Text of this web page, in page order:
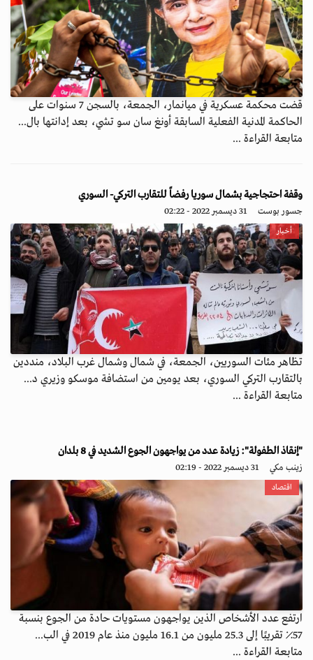
قضت محكمة عسكرية في ميانمار، الجمعة، بالسجن 7 سنوات على
الحاكمة المدنية الفعلية السابقة أونغ سان سو تشي، بعد إدانتها بال...
متابعة القراءة ...
وقفة احتجاجية بشمال سوريا رفضاً للتقارب التركي- السوري
جسور بوست 31 ديسمبر 2022 - 02:22
أخبار
تظاهر مئات السوريين، الجمعة، في شمال وشمال غرب البلاد، منددين
بالتقارب التركي السوري، بعد يومين من استضافة موسكو وزيري د...
متابعة القراءة ...
"إنقاذ الطفولة": زيادة عدد من يواجهون الجوع الشديد في 8 بلدان
زينب مكي 31 ديسمبر 2022 - 02:19
اقتصاد
ارتفع عدد الأشخاص الذين يواجهون مستويات حادة من الجوع بنسبة
57٪ تقريبًا إلى 25.3 مليون من 16.1 مليون منذ عام 2019 في الب...
متابعة القراءة ...